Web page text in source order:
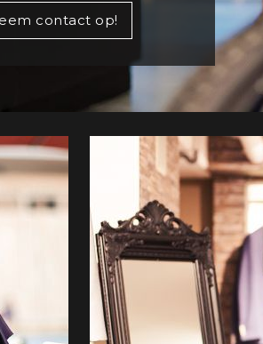
contact op!